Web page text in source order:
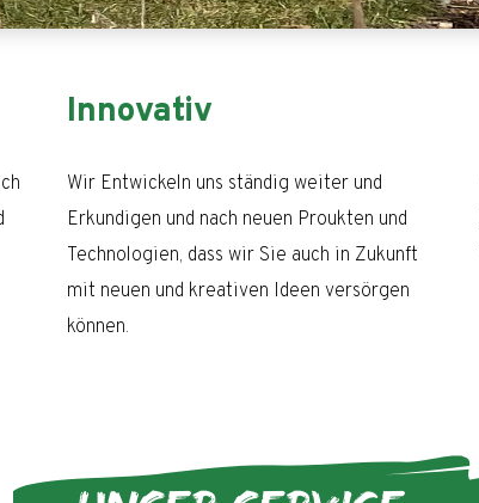
Innovativ
Wir Entwickeln uns ständig weiter und
Erkundigen und nach neuen Proukten und
Technologien, dass wir Sie auch in Zukunft
mit neuen und kreativen Ideen versörgen
können.